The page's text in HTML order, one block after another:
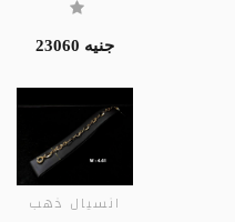
23060 جنيه
انسيال ذهب